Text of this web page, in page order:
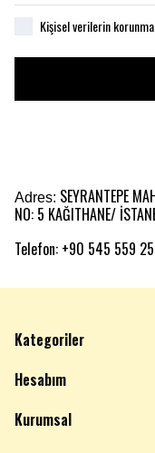
Kişisel verilerin
Adres: SEYRANTEPE
NO: 5 KAĞITHANE/
Telefon: +90 545 559
Kategoriler
Hesabım
Kurumsal